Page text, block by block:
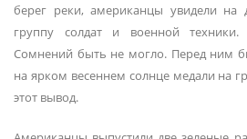
берег реки, американцы увидели
группу солдат и военной
Сомнений быть не могло. Перед ним
на ярком весеннем солнце медали на
этот вывод.